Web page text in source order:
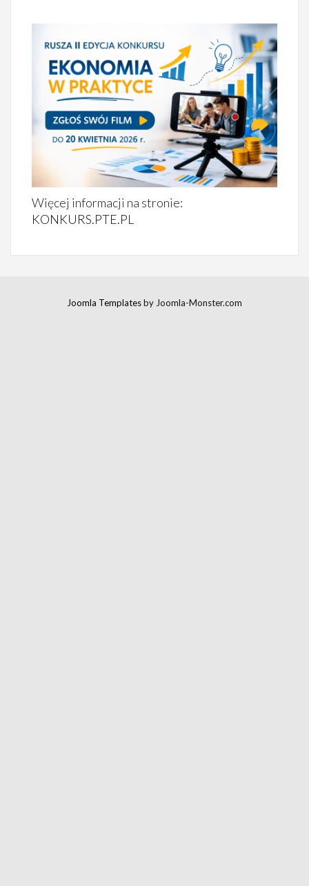
Więcej informacji na stronie:
KONKURS.PTE.PL
Joomla Templatesby Joomla-Monster.com